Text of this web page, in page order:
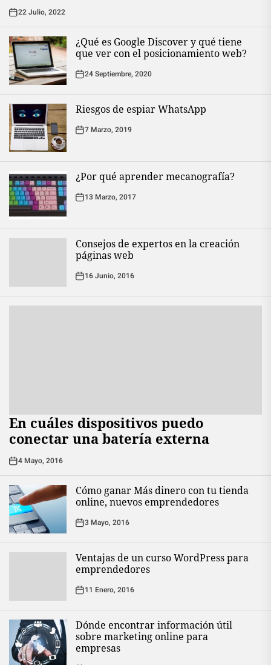
22 Julio, 2022
¿Qué es Google Discover y qué tiene
que ver con el posicionamiento web?
24 Septiembre, 2020
Riesgos de espiar WhatsApp
7 Marzo, 2019
¿Por qué aprender mecanografía?
13 Marzo, 2017
Consejos de expertos en la creación
páginas web
16 Junio, 2016
En cuáles dispositivos puedo
conectar una batería externa
4 Mayo, 2016
Cómo ganar Más dinero con tu tienda
online, nuevos emprendedores
3 Mayo, 2016
Ventajas de un curso WordPress para
emprendedores
11 Enero, 2016
Dónde encontrar información útil
sobre marketing online para
empresas